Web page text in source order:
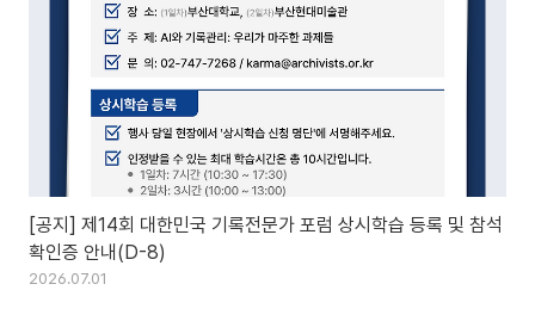
[공지] 제14회 대한민국 기록전문가 포럼 상시학습 등록 및 참석
확인증 안내(D-8)
2026.07.01